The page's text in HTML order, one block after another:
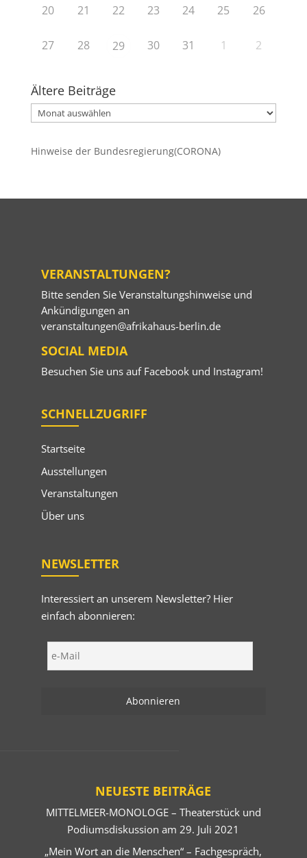
20 21 22 23 24 25 26
27 28 29 30 31 1 2
Ältere Beiträge
Ältere
Beiträge
Hinweise der Bundesregierung(CORONA)
VERANSTALTUNGEN?
Bitte senden Sie Veranstaltungshinweise und
Ankündigungen an
veranstaltungen@afrikahaus-berlin.de
SOCIAL MEDIA
Besuchen Sie uns auf Facebookund Instagram!
SCHNELLZUGRIFF
Startseite
Ausstellungen
Veranstaltungen
Über uns
NEWSLETTER
Interessiert an unserem Newsletter? Hier
einfach abonnieren:
NEUESTE BEITRÄGE
MITTELMEER-MONOLOGE – Theaterstück und
Podiumsdiskussion am 29. Juli 2021
„Mein Wort an die Menschen“ – Fachgespräch,